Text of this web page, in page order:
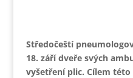
Středočeští
18. září dveře svých
vyšetření plic. Cílem